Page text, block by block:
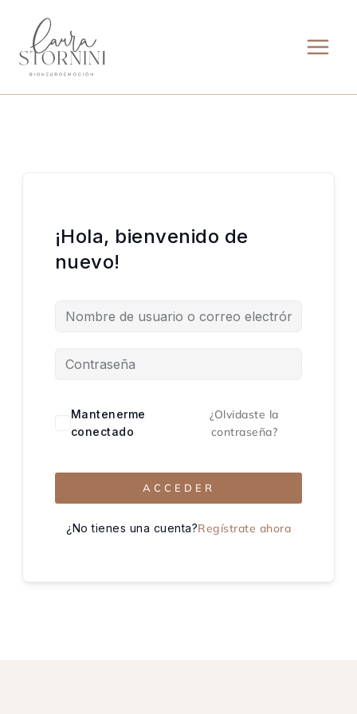
contenido
¡Hola, bienvenido de
nuevo!
Mantenerme
conectado
¿Olvidaste la
contraseña?
ACCEDER
¿No tienes una cuenta?Regístrate ahora